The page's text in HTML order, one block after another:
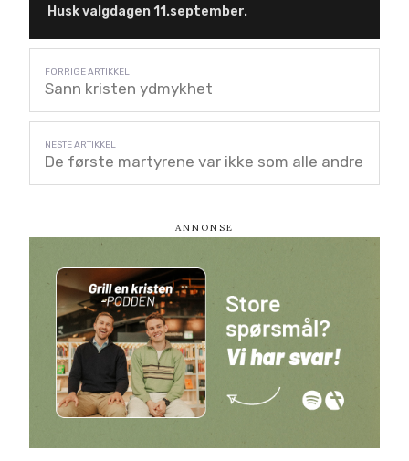
Husk valgdagen 11.september.
Sann kristen ydmykhet
De første martyrene var ikke som alle andre